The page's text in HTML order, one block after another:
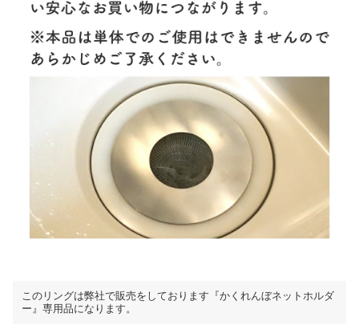
このリングは弊社で販売をしております『かくれんぼネットホルダ
ー』専用品になります。